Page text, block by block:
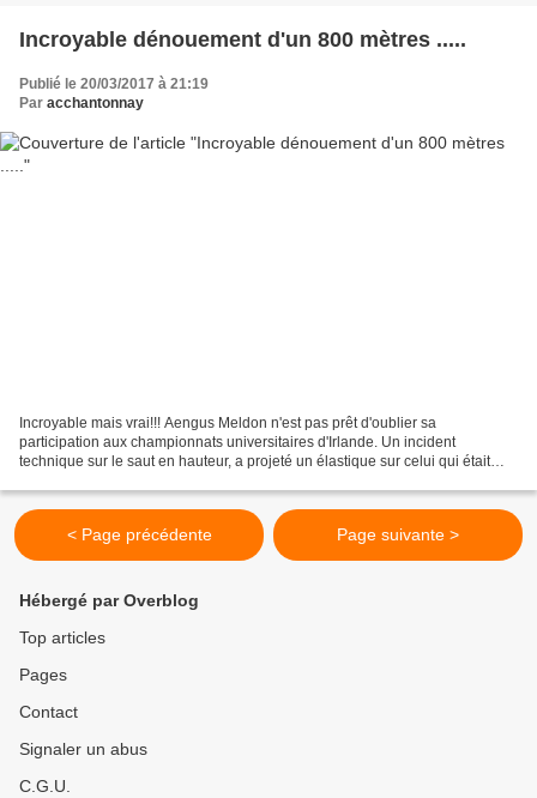
Incroyable dénouement d'un 800 mètres .....
Publié le 20/03/2017 à 21:19
Par acchantonnay
Incroyable mais vrai!!! Aengus Meldon n'est pas prêt d'oublier sa
participation aux championnats universitaires d'Irlande. Un incident
technique sur le saut en hauteur, a projeté un élastique sur celui qui était
< Page précédente Page suivante >
Hébergé par Overblog
Top articles
Pages
Contact
Signaler un abus
C.G.U.